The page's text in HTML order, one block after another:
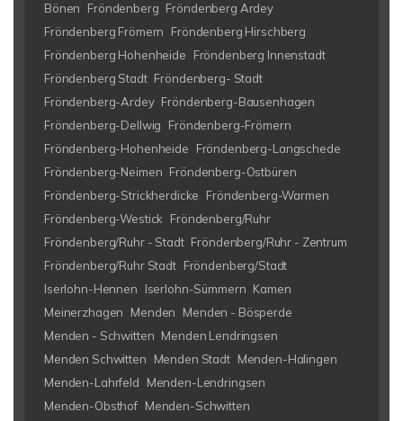
Bönen
Fröndenberg Fröndenberg Ardey
Fröndenberg Frömern
Fröndenberg Hirschberg
Fröndenberg Hohenheide
Fröndenberg Innenstadt
Fröndenberg Stadt Fröndenberg- Stadt
Fröndenberg-Ardey Fröndenberg-Bausenhagen
Fröndenberg-Dellwig
Fröndenberg-Frömern
Fröndenberg-Hohenheide
Fröndenberg-Langschede
Fröndenberg-Neimen Fröndenberg-Ostbüren
Fröndenberg-Strickherdicke
Fröndenberg-Warmen
Fröndenberg-Westick
Fröndenberg/Ruhr
Fröndenberg/Ruhr - Stadt Fröndenberg/Ruhr - Zentrum
Fröndenberg/Ruhr Stadt Fröndenberg/Stadt
Iserlohn-Hennen
Iserlohn-Sümmern Kamen
Meinerzhagen
Menden
Menden - Bösperde
Menden - Schwitten Menden Lendringsen
Menden Schwitten
Menden Stadt Menden-Halingen
Menden-Lahrfeld
Menden-Lendringsen
Menden-Obsthof Menden-Schwitten